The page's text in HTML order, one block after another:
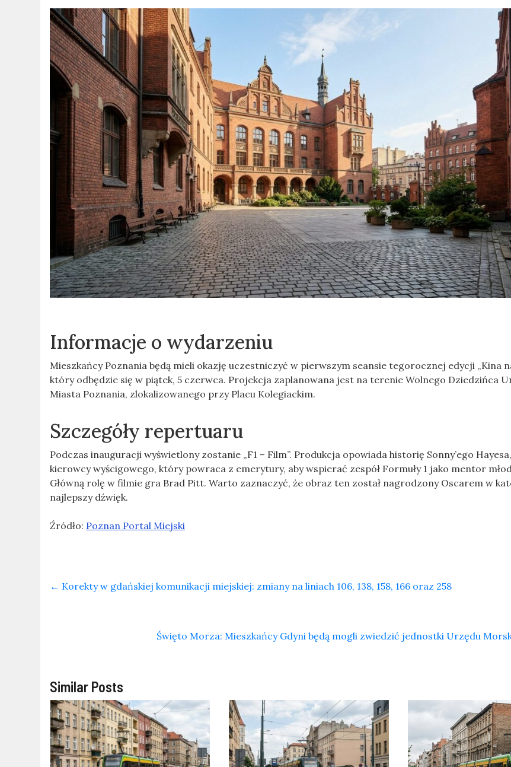
Informacje o wydarzeniu
Mieszkańcy Poznania będą mieli okazję uczestniczyć w pierwszym seansie tegorocznej edycji „Kina
który odbędzie się w piątek, 5 czerwca. Projekcja zaplanowana jest na terenie Wolnego Dziedzińca
Miasta Poznania, zlokalizowanego przy Placu Kolegiackim.
Szczegóły repertuaru
Podczas inauguracji wyświetlony zostanie „F1 – Film”. Produkcja opowiada historię Sonny’ego
kierowcy wyścigowego, który powraca z emerytury, aby wspierać zespół Formuły 1 jako mentor
Główną rolę w filmie gra Brad Pitt. Warto zaznaczyć, że obraz ten został nagrodzony Oscarem w
najlepszy dźwięk.
Źródło: Poznan Portal Miejski
← Korekty w gdańskiej komunikacji miejskiej: zmiany na liniach 106, 138, 158, 166 oraz 258
Święto Morza: Mieszkańcy Gdyni będą mogli zwiedzić jednostki Urzędu
Similar Posts